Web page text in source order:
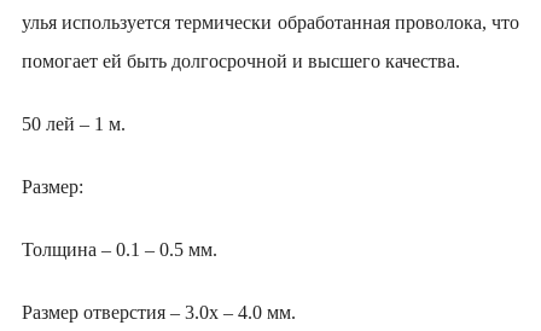
улья используется термически обработанная проволока, что
помогает ей быть долгосрочной и высшего качества.
50 лей – 1 м.
Размер:
Толщина – 0.1 – 0.5 мм.
Размер отверстия – 3.0x – 4.0 мм.